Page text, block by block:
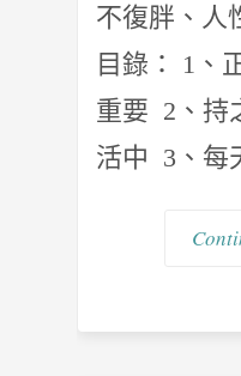
不復胖、人
目錄： 1、
重要 2、持
活中 3、每